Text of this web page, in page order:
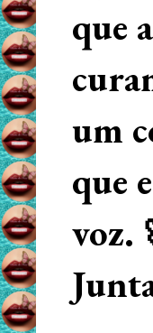
que
um
que
voz.